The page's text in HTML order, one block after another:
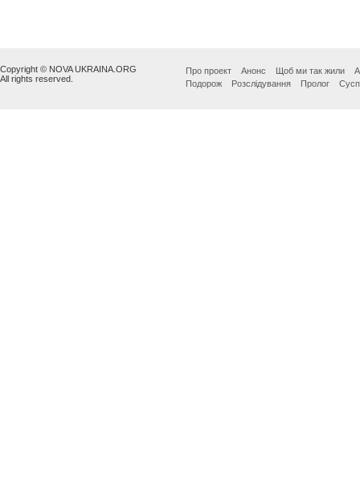
Copyright © NOVA UKRAINA.ORG
All rights reserved.
Про проект Анонс Щоб ми так жили
Подорож
Розслідування Пролог